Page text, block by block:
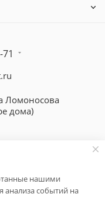
Ломоносова
дома)
нашими
анализа событий на